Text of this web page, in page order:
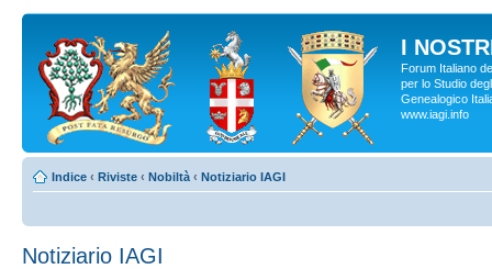
I
Forum Italiano
per lo Studio
Genealogico
www.iagi.info
Indice ‹ Riviste ‹ Nobiltà ‹ Notiziario IAGI
Notiziario IAGI